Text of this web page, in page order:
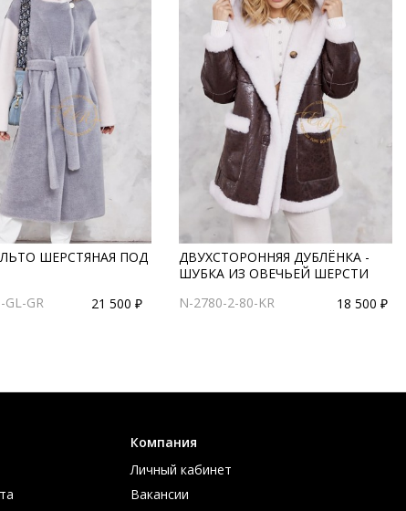
ШЕРСТЯНАЯ ПОД
GR
21 500 ₽
ДВУХСТОРОННЯЯ ДУБЛЁНКА -
ШУБКА ИЗ ОВЕЧЬЕЙ ШЕРСТИ
N-2780-2-80-KR
18 500 ₽
Компания
Личный кабинет
Вакансии